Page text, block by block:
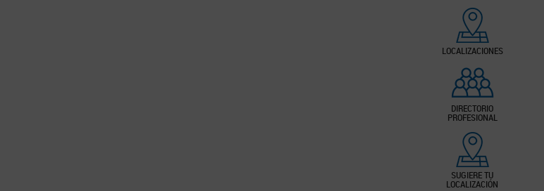
LOCALIZACIONES
DIRECTORIO
PROFESIONAL
SUGIERE TU
LOCALIZACIÓN